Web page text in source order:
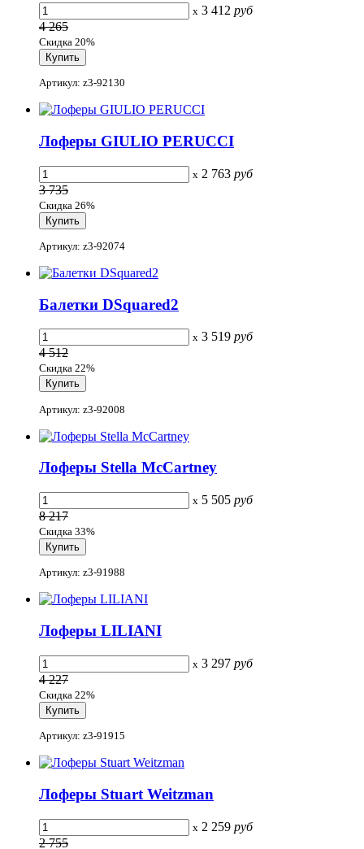
x 3 412 руб
4 265
Скидка 20%
Артикул: z3-92130
Лоферы GIULIO PERUCCI
x 2 763 руб
3 735
Скидка 26%
Артикул: z3-92074
Балетки DSquared2
x 3 519 руб
4 512
Скидка 22%
Артикул: z3-92008
Лоферы Stella McCartney
x 5 505 руб
8 217
Скидка 33%
Артикул: z3-91988
Лоферы LILIANI
x 3 297 руб
4 227
Скидка 22%
Артикул: z3-91915
Лоферы Stuart Weitzman
x 2 259 руб
2 755